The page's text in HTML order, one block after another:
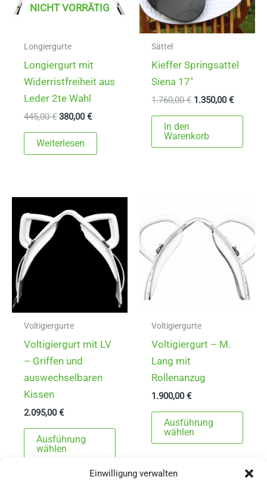
Einwilligung verwalten
NICHT VORRÄTIG
Longiergurte
Longiergurt mit
Widerristfreiheit aus
Leder 2te Wahl
445,00€ Ursprünglicher
war:
380,00€Aktueller
Weiterlesen
Sättel
Kieffer Springsattel
Siena 17″
1.760,00€ Ursprünglicher
1.760,00 €
1.350,00€
In den
Warenkorb
Voltigiergurte
Voltigiergurt mit LV
– Griffen und
auswechselbaren
Kissen
2.095,00€
Ausführung
wählen
Dieses
Voltigiergurte
Voltigiergurt – M.
Lang mit
Rollenanzug
1.900,00€
Ausführung
wählen
weist